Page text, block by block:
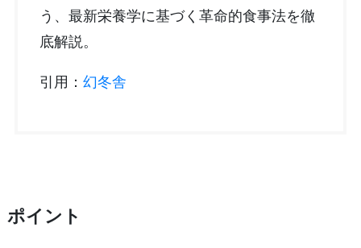
う、最新栄養学に基づく革命的食事法を徹
底解説。
引用： 幻冬舎
ポイント